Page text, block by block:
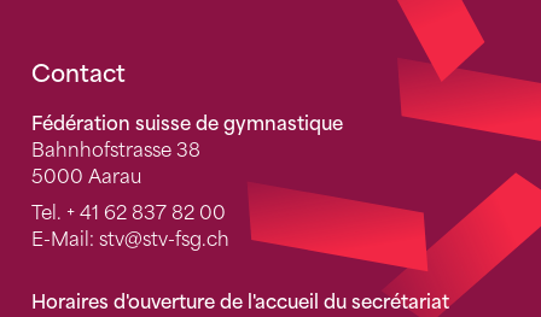
Fusszeile
Contact
Fédération suisse de gymnastique
Bahnhofstrasse 38
5000 Aarau
Tel. + 41 62 837 82 00
E-Mail: stv@stv-fsg.ch
Horaires d'ouverture de l'accueil du secrétariat